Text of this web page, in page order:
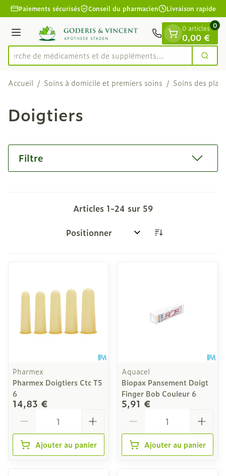
Aller au contenu
1 de 1
Paiements sécurisés Conseil du pharmacien Livraison rapide
Menu
Rechercher
Recherche de médicaments et de su
0 articles
0,00 €
0
Accueil / Soins à domicile et premiers soins / Soins des
Doigtiers
Filtre
Articles 1-24 sur 59
Trier par:
Pharmex
Pharmex Doigtiers Ctc T5
6
14,83 €
Ajouter au panier
Aquacel
Biopax Pansement Doigt
Finger Bob Couleur 6
5,91 €
Ajouter au panier